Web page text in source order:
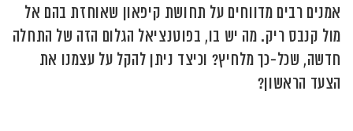
אמנים רבים מדווחים על תחושת קיפאון שאוחזת בהם אל
מול קנבס ריק. מה יש בו, בפוטנציאל הגלום הזה של התחלה
חדשה, שכל-כך מלחיץ? וכיצד ניתן להקל על עצמנו את
הצעד הראשון?